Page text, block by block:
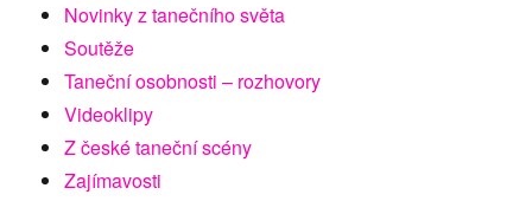
Novinky z tanečního světa
Soutěže
Taneční osobnosti – rozhovory
Videoklipy
Z české taneční scény
Zajímavosti